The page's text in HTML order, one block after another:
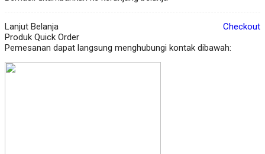
Lanjut Belanja
Checkout
Produk Quick Order
Pemesanan dapat langsung menghubungi kontak dibawah: